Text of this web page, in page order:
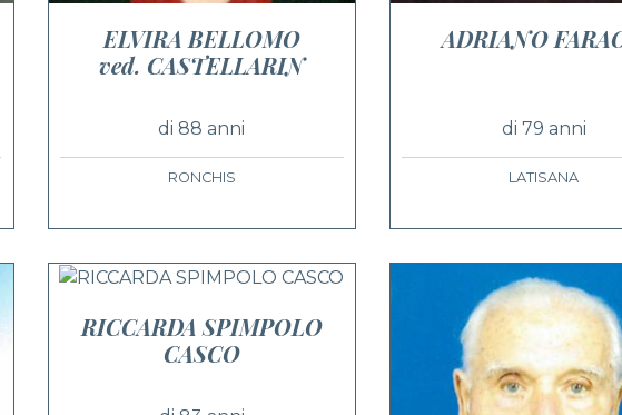
ELVIRA BELLOMO
ved. CASTELLARIN
di 88 anni
RONCHIS
ADRIANO
di 79 anni
LATISANA
RICCARDA SPIMPOLO
CASCO